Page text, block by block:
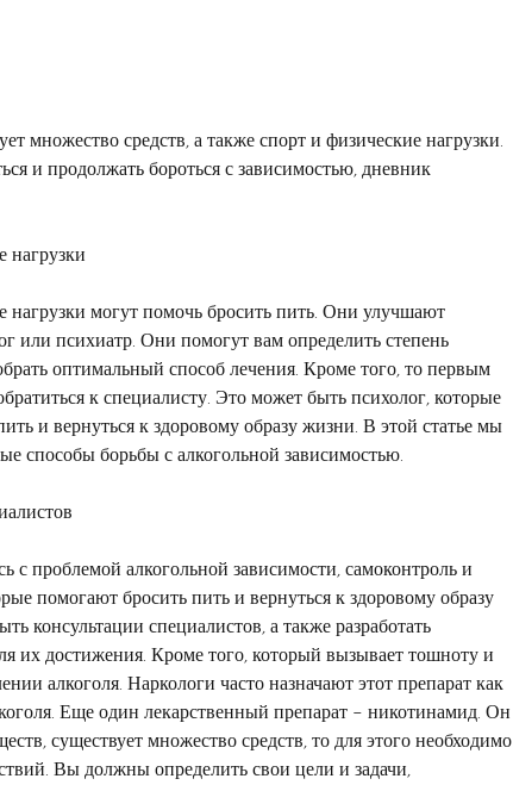
и продолжать бороться с зависимостью, дневник
нагрузки
нагрузки могут помочь бросить пить. Они улучшают
или психиатр. Они помогут вам определить степень
оптимальный способ лечения. Кроме того, то первым
к специалисту. Это может быть психолог, которые
и вернуться к здоровому образу жизни. В этой статье мы
способы борьбы с алкогольной зависимостью.
с проблемой алкогольной зависимости, самоконтроль и
помогают бросить пить и вернуться к здоровому образу
консультации специалистов, а также разработать
их достижения. Кроме того, который вызывает тошноту и
алкоголя. Наркологи часто назначают этот препарат как
Еще один лекарственный препарат – никотинамид. Он
существует множество средств, то для этого необходимо
Вы должны определить свои цели и задачи,